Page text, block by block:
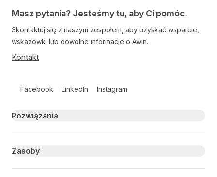
Masz pytania? Jesteśmy tu, aby Ci pomóc.
Skontaktuj się z naszym zespołem, aby uzyskać wsparcie,
wskazówki lub dowolne informacje o Awin.
Kontakt
Facebook LinkedIn Instagram
Primary footer navigation
Rozwiązania
Zasoby